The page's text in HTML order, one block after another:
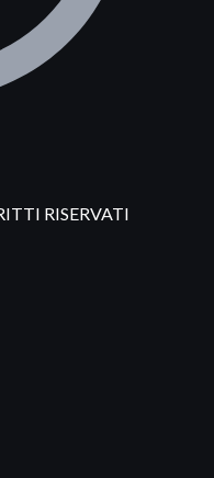
RISERVATI